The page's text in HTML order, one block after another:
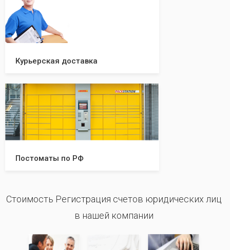
Курьерская доставка
Постоматы по РФ
Стоимость Регистрация счетов юридических лиц
в нашей компании